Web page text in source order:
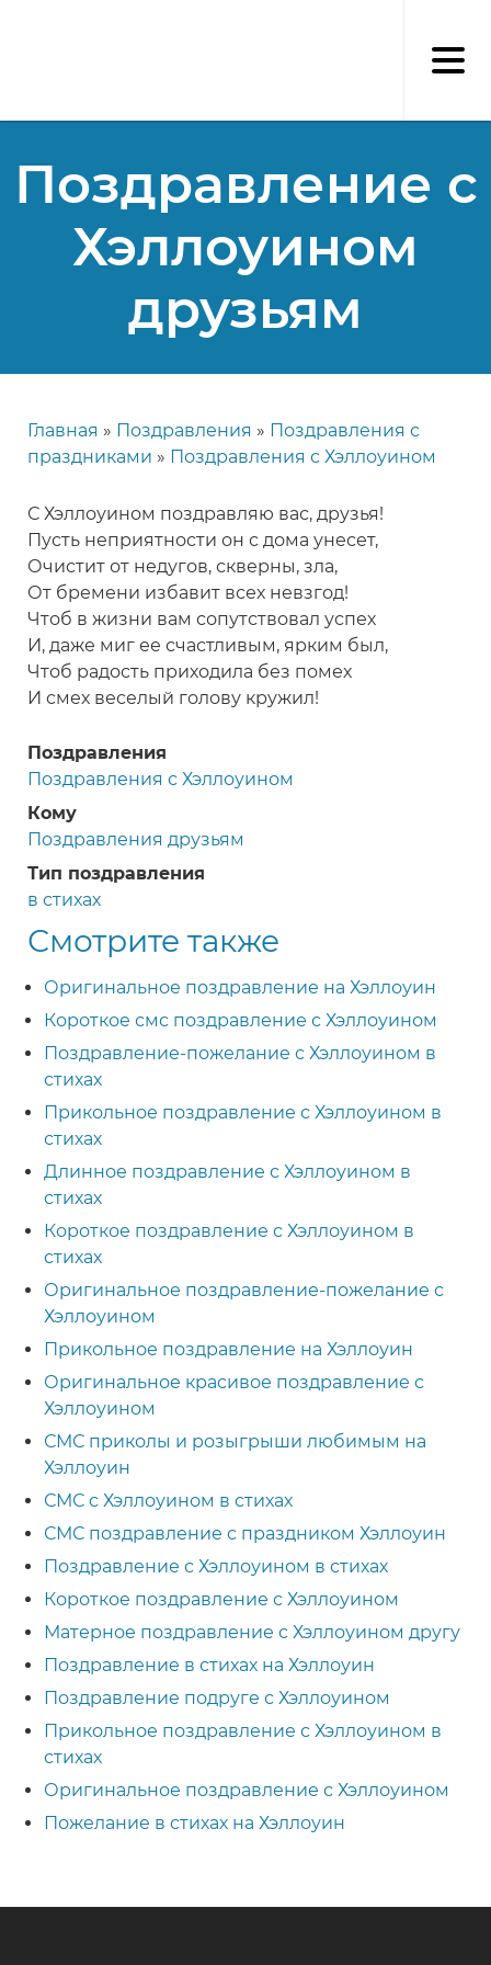
Поздравление с
Хэллоуином
друзьям
Строка
Главная Поздравления
Поздравления с
праздниками
Поздравления с Хэллоуином
С Хэллоуином поздравляю вас, друзья!
Пусть неприятности он с дома унесет,
Очистит от недугов, скверны, зла,
От бремени избавит всех невзгод!
Чтоб в жизни вам сопутствовал успех
И, даже миг ее счастливым, ярким был,
Чтоб радость приходила без помех
И смех веселый голову кружил!
Поздравления
Поздравления с Хэллоуином
Кому
Поздравления друзьям
Тип поздравления
в стихах
Смотрите также
Оригинальное поздравление на Хэллоуин
Короткое смс поздравление с Хэллоуином
Поздравление-пожелание с Хэллоуином в
стихах
Прикольное поздравление с Хэллоуином в
стихах
Длинное поздравление с Хэллоуином в
стихах
Короткое поздравление с Хэллоуином в
стихах
Оригинальное поздравление-пожелание с
Хэллоуином
Прикольное поздравление на Хэллоуин
Оригинальное красивое поздравление с
Хэллоуином
СМС приколы и розыгрыши любимым на
Хэллоуин
СМС с Хэллоуином в стихах
СМС поздравление с праздником Хэллоуин
Поздравление с Хэллоуином в стихах
Короткое поздравление с Хэллоуином
Матерное поздравление с Хэллоуином другу
Поздравление в стихах на Хэллоуин
Поздравление подруге с Хэллоуином
Прикольное поздравление с Хэллоуином в
стихах
Оригинальное поздравление с Хэллоуином
Пожелание в стихах на Хэллоуин